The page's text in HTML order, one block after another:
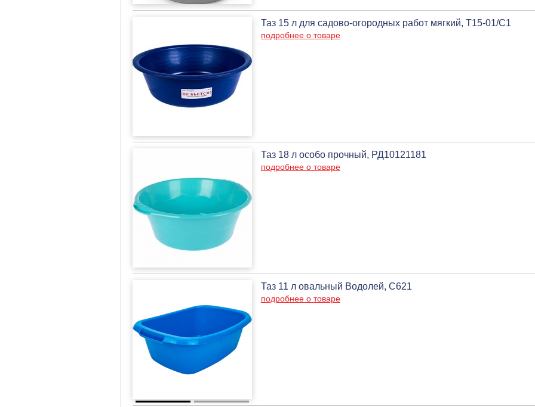
Таз 15 л для садово-огородных работ мягкий, Т15-01/С1
подробнее о товаре
Таз 18 л особо прочный, РД10121181
подробнее о товаре
Таз 11 л овальный Водолей, С621
подробнее о товаре